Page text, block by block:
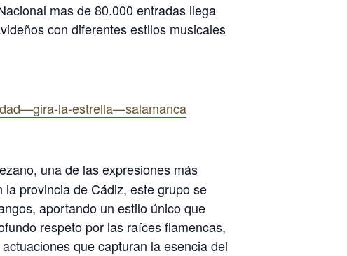
mas de 80.000 entradas llega
con diferentes estilos musicales
la-estrella—salamanca
una de las expresiones más
provincia de Cádiz, este grupo se
aportando un estilo único que
respeto por las raíces flamencas,
que capturan la esencia del